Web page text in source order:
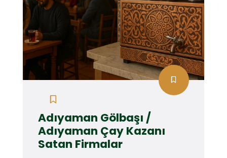
Adıyaman Gölbaşı /
Adıyaman Çay Kazanı
Satan Firmalar